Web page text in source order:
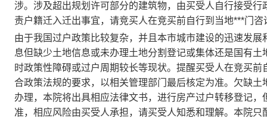
涉。涉及超出规划许可部分的建筑物，由买受人自行接受
责户籍迁入迁出事宜，请竞买人在竞买前自行到当地***门咨
由于我国过户政策比较复杂，并且本市城市建设的迅速发
息但缺少土地信息或未办理土地分割登记或集体还是国有
时政策性障碍或过户周期较长等现状。提醒买受人在竞买
合政策法规的要求，以相关管理部门最后核定为准。欠缺
办理，本院将出具相应法律文书，进行房产过户转移登记
准，相应风险由买受人承担，请买受人知悉和理解。本院